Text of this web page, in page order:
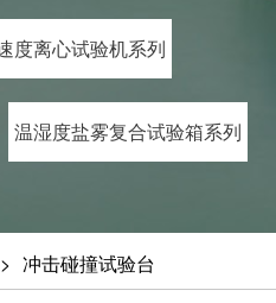
度离心试验机系列
温湿度盐雾复合试验箱系列
冲击碰撞试验台